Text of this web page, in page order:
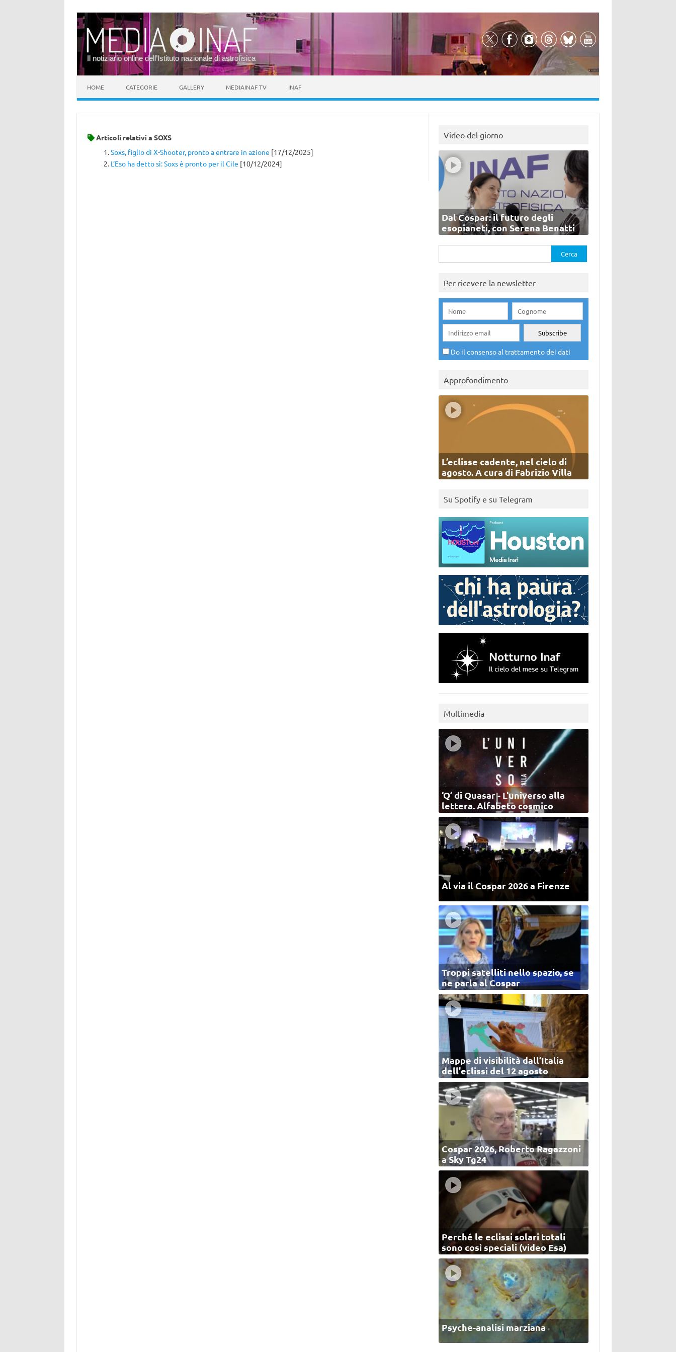
Il notiziario online dell’Istituto nazionale di astrofisica
HOME CATEGORIE GALLERY MEDIAINAF TV INAF
Articoli relativi a SOXS
Soxs, figlio di X-Shooter, pronto a entrare in azione [17/12/2025]
L’Eso ha detto sì: Soxs è pronto per il Cile [10/12/2024]
Video del giorno
Dal Cospar: il futuro degli
esopianeti, con Serena Benatti
per:
Per ricevere la newsletter
Do il consenso al trattamento dei dati
Approfondimento
L’eclisse cadente, nel cielo di
agosto. A cura di Fabrizio Villa
Su Spotify e su Telegram
Multimedia
‘Q’ di Quasar - L'universo alla
lettera. Alfabeto cosmico
Al via il Cospar 2026 a Firenze
Troppi satelliti nello spazio, se
ne parla al Cospar
Mappe di visibilità dall’Italia
dell'eclissi del 12 agosto
Cospar 2026, Roberto Ragazzoni
a Sky Tg24
Perché le eclissi solari totali
sono così speciali (video Esa)
Psyche-analisi marziana